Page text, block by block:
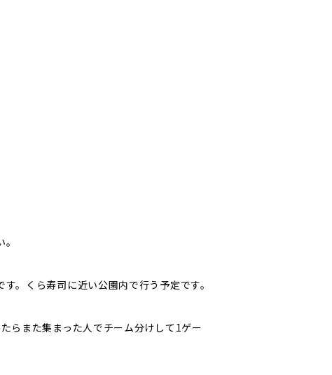
。くら寿司に近い公園内で行う予定です。
らまた集まった人でチーム分けして1ゲー